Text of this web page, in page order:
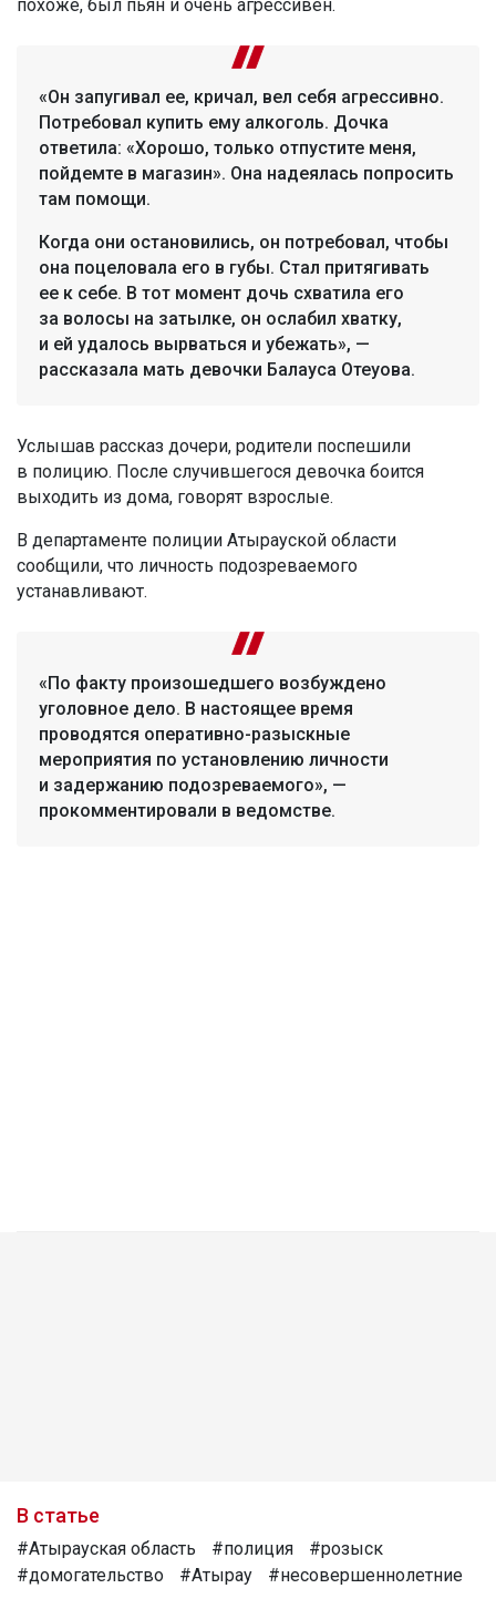
похоже, был пьян и очень агрессивен.
«Он запугивал ее, кричал, вел себя агрессивно.
Потребовал купить ему алкоголь. Дочка
ответила: «Хорошо, только отпустите меня,
пойдемте в магазин». Она надеялась попросить
там помощи.
Когда они остановились, он потребовал, чтобы
она поцеловала его в губы. Стал притягивать
ее к себе. В тот момент дочь схватила его
за волосы на затылке, он ослабил хватку,
и ей удалось вырваться и убежать», —
рассказала мать девочки Балауса Отеуова.
Услышав рассказ дочери, родители поспешили
в полицию. После случившегося девочка боится
выходить из дома, говорят взрослые.
В департаменте полиции Атырауской области
сообщили, что личность подозреваемого
устанавливают.
«По факту произошедшего возбуждено
уголовное дело. В настоящее время
проводятся оперативно-разыскные
мероприятия по установлению личности
и задержанию подозреваемого», —
прокомментировали в ведомстве.
В статье
#Атырауская область #полиция
#розыск
#домогательство
#Атырау #несовершеннолетние